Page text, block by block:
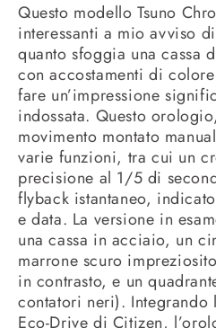
Questo modello Tsuno
interessanti a mio avviso
quanto sfoggia una cassa
con accostamenti di
fare un’impressione
indossata. Questo
movimento montato
varie funzioni, tra cui un
precisione al 1/5 di
flyback istantaneo,
e data. La versione in
una cassa in acciaio, un
marrone scuro
in contrasto, e un
contatori neri). Integrando
Eco-Drive di Citizen,